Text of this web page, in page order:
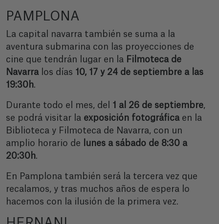
PAMPLONA
La capital navarra también se suma a la
aventura submarina con las proyecciones de
cine que tendrán lugar en la Filmoteca de
Navarra los días 10, 17 y 24 de septiembre a las
19:30h.
Durante todo el mes, del 1 al 26 de septiembre,
se podrá visitar la exposición fotográfica en la
Biblioteca y Filmoteca de Navarra, con un
amplio horario de
lunes a sábado de 8:30 a
20:30h.
En Pamplona también será la tercera vez que
recalamos, y tras muchos años de espera lo
hacemos con la ilusión de la primera vez.